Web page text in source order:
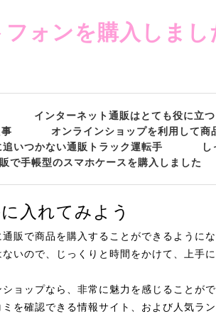
ォンを購入しまし
インターネット通販はとても役に立つ
オンラインショップを利用して商
いつかない通販トラック運転手
で手帳型のスマホケースを購入しました
入れてみよう
販で商品を購入することができるようにな
いので、じっくりと時間をかけて、上手
ョップなら、非常に魅力を感じることがで
を確認できる情報サイト、および人気ラ